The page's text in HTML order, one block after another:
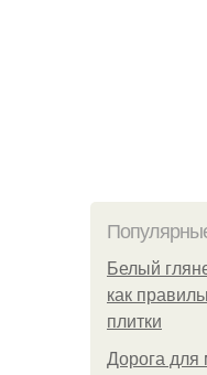
Белый
как
плитки
Дорога для